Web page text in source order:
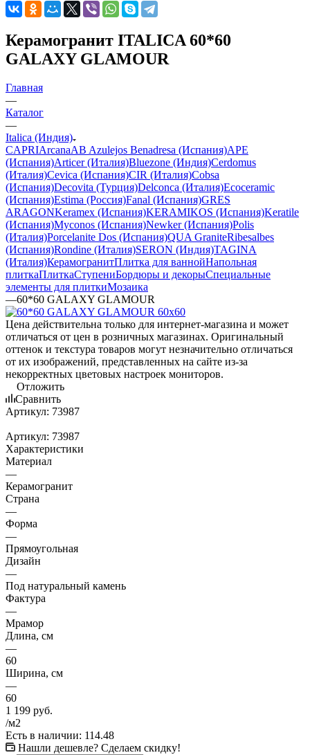
Керамогранит ITALICA 60*60
GALAXY GLAMOUR
Главная
—
Каталог
—
Italica (Индия)
CAPRIArcanaAB Azulejos Benadresa (Испания)APE
(Испания)Articer (Италия)Bluezone (Индия)Cerdomus
(Италия)Cevica (Испания)CIR (Италия)Cobsa
(Испания)Decovita (Турция)Delconca (Италия)Ecoceramic
(Испания)Estima (Россия)Fanal (Испания)GRES
ARAGONKeramex (Испания)KERAMIKOS (Испания)Keratile
(Испания)Myconos (Испания)Newker (Испания)Polis
(Италия)Porcelanite Dos (Испания)QUA GraniteRibesalbes
(Испания)Rondine (Италия)SERON (Индия)TAGINA
(Италия)КерамогранитПлитка для ваннойНапольная
плиткаПлиткаСтупениБордюры и декорыСпециальные
элементы для плиткиМозаика
—60*60 GALAXY GLAMOUR
Цена действительна только для интернет-магазина и может
отличаться от цен в розничных магазинах. Оригинальный
оттенок и текстура товаров могут незначительно отличаться
от их изображений, представленных на сайте из-за
некорректных цветовых настроек мониторов.
Отложить
Сравнить
Артикул: 73987
Артикул: 73987
Характеристики
Материал
—
Керамогранит
Страна
—
Форма
—
Прямоугольная
Дизайн
—
Под натуральный камень
Фактура
—
Мрамор
Длина, см
—
60
Ширина, см
—
60
1 199 руб.
/м2
Есть в наличии: 114.48
Нашли дешевле? Сделаем скидку!